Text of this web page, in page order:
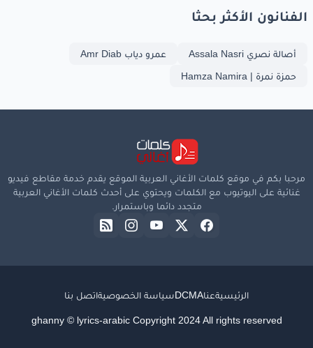
الفنانون الأكثر بحثا
أصالة نصري Assala Nasri
عمرو دياب Amr Diab
حمزة نمرة | Hamza Namira
مرحبا بكم في موقع كلمات الأغاني العربية الموقع يقدم خدمة مقاطع فيديو
غنائية على اليوتيوب مع الكلمات ويحتوي على أحدث كلمات الأغاني العربية
متجدد دائما وباستمرار.
ghanny © lyrics-arabic Copyright 2024 All rights reserved
الرئيسيةعناDCMAسياسة الخصوصيةاتصل بنا